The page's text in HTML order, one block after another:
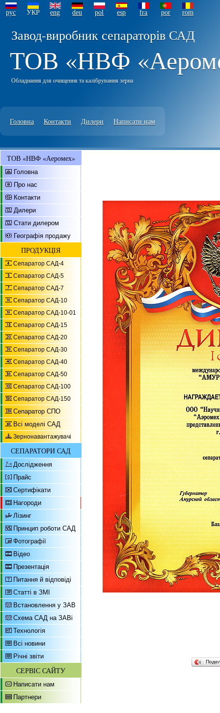
рус УКР eng deu pol esp fra por rom
Завод-виробник сепараторів САД
ТОВ «НВФ
Обладнання для очищення та калібрування зерна
Головна Контакти Дилери Написати нам
ТОВ «НВФ «Аеромех»
Головна
Про нас
Контакти
Дилери
Стати дилером
Географія продажу
ПРОДУКЦІЯ
Сепаратор САД-4
Сепаратор САД-5
Сепаратор САД-7
Сепаратор САД-10
Сепаратор САД-10-01
Сепаратор САД-15
Сепаратор САД-20
Сепаратор САД-30
Сепаратор САД-40
Сепаратор САД-50
Сепаратор САД-100
Сепаратор САД-150
Сепаратор СПО
Всі моделі САД
Зернонавантажувачі
СЕПАРАТОРИ САД
Дослідження
Прайс
Сертифікати
Нагороди
Лізинг
Принцип роботи САД
Фотографії
Відео
Презентація
Питання й відповіді
Статті в ЗМІ
Встановлення у ЗАВ
Схема САД на ЗАВі
Технологія
Всі новини
Річні звіти
СЕРВІС САЙТУ
Написати нам
Партнери